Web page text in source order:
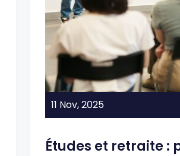
11 Nov,2025
Études et retraite :